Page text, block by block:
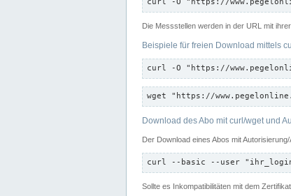
curl -O "https://
Die Messstellen werden in der URL mit
Beispiele für freien Download mittels
curl -O "https://
wget "https://
Download des Abo mit curl/wget und
Der Download eines Abos mit
curl --basic --user
Sollte es Inkompatibilitäten mit dem